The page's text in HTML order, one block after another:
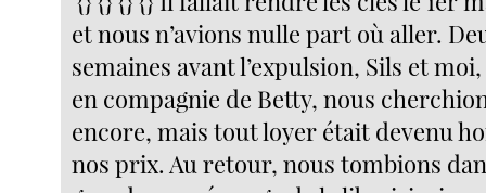
et nous n’avions nulle part où aller.
semaines avant l’expulsion, Sils et moi,
en compagnie de Betty, nous
encore, mais tout loyer était devenu
nos prix. Au retour, nous tombions